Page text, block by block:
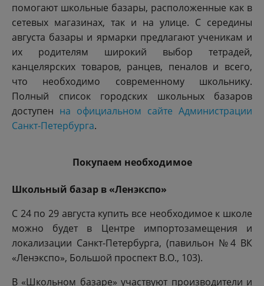
помогают школьные базары, расположенные как в
сетевых магазинах, так и на улице. С середины
августа базары и ярмарки предлагают ученикам и
их родителям широкий выбор тетрадей,
канцелярских товаров, ранцев, пеналов и всего,
что необходимо современному школьнику.
Полный список городских школьных базаров
доступен на официальном сайте Администрации
Санкт-Петербурга.
Покупаем необходимое
Школьный базар в «Ленэкспо»
С 24 по 29 августа купить все необходимое к школе
можно будет в Центре импортозамещения и
локализации Санкт-Петербурга, (павильон №4 ВК
«Ленэкспо», Большой проспект В.О., 103).
В «Школьном базаре» участвуют производители и